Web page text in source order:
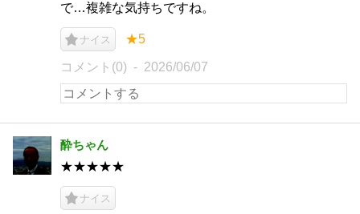
で…複雑な気持ちですね。
ナイス ★5
コメント(0) 2026/06/07
酔ちゃん
★★★★★
ナイス